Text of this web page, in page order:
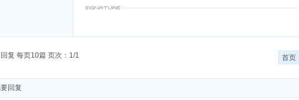
复 每页10篇 页次：1/1 首页
回复